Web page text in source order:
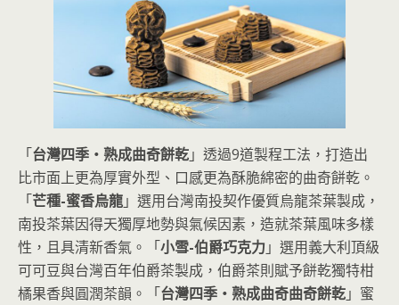
「台灣四季・熟成曲奇餅乾」透過9道製程工法，打造出
比市面上更為厚實外型、口感更為酥脆綿密的曲奇餅乾。
「芒種-蜜香烏龍」選用台灣南投契作優質烏龍茶葉製成，
南投茶葉因得天獨厚地勢與氣候因素，造就茶葉風味多樣
性，且具清新香氣。「小雪-伯爵巧克力 」選用義大利頂級
可可豆與台灣百年伯爵茶製成，伯爵茶則賦予餅乾獨特柑
橘果香與圓潤茶韻。「台灣四季・熟成曲奇曲奇餅乾」蜜